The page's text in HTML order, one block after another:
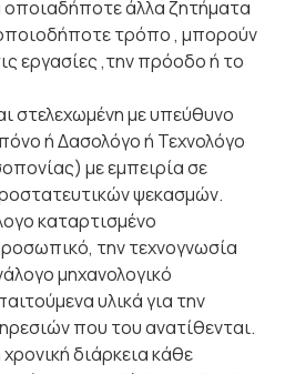
οποιαδήποτε άλλα ζητήματα
τρόπο , μπορούν
εργασίες ,την πρόοδο ή το
στελεχωμένη με υπεύθυνο
ή Δασολόγο ή Τεχνολόγο
με εμπειρία σε
ψεκασμών.
καταρτισμένο
την τεχνογνωσία
μηχανολογικό
υλικά για την
που του ανατίθενται.
διάρκεια κάθε